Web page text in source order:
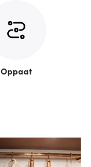
Oppaat